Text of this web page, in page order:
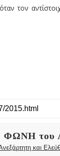
τον
ΦΩΝΗ του
και